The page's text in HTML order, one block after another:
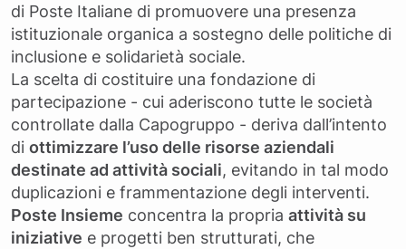
di Poste Italiane di promuovere una presenza
istituzionale organica a sostegno delle politiche di
inclusione e solidarietà sociale.
La scelta di costituire una fondazione di
partecipazione - cui aderiscono tutte le società
controllate dalla Capogruppo - deriva dall’intento
di ottimizzare l’uso delle risorse aziendali
destinate ad attività sociali, evitando in tal modo
duplicazioni e frammentazione degli interventi.
Poste Insieme concentra la propria attività su
iniziative e progetti ben strutturati, che